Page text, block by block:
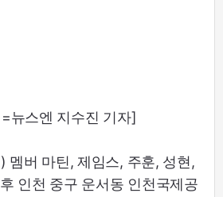
뉴스엔 지수진 기자]
멤버 마틴, 제임스, 주훈, 성현,
인천 중구 운서동 인천국제공